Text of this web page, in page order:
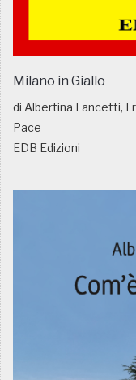
Milano in Giallo
di Albertina Fancetti,
Pace
EDB Edizioni